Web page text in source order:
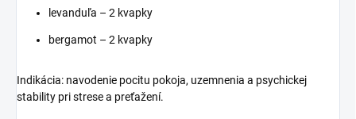
levanduľa – 2 kvapky
bergamot – 2 kvapky
Indikácia: navodenie pocitu pokoja, uzemnenia a psychickej
stability pri strese a preťažení.